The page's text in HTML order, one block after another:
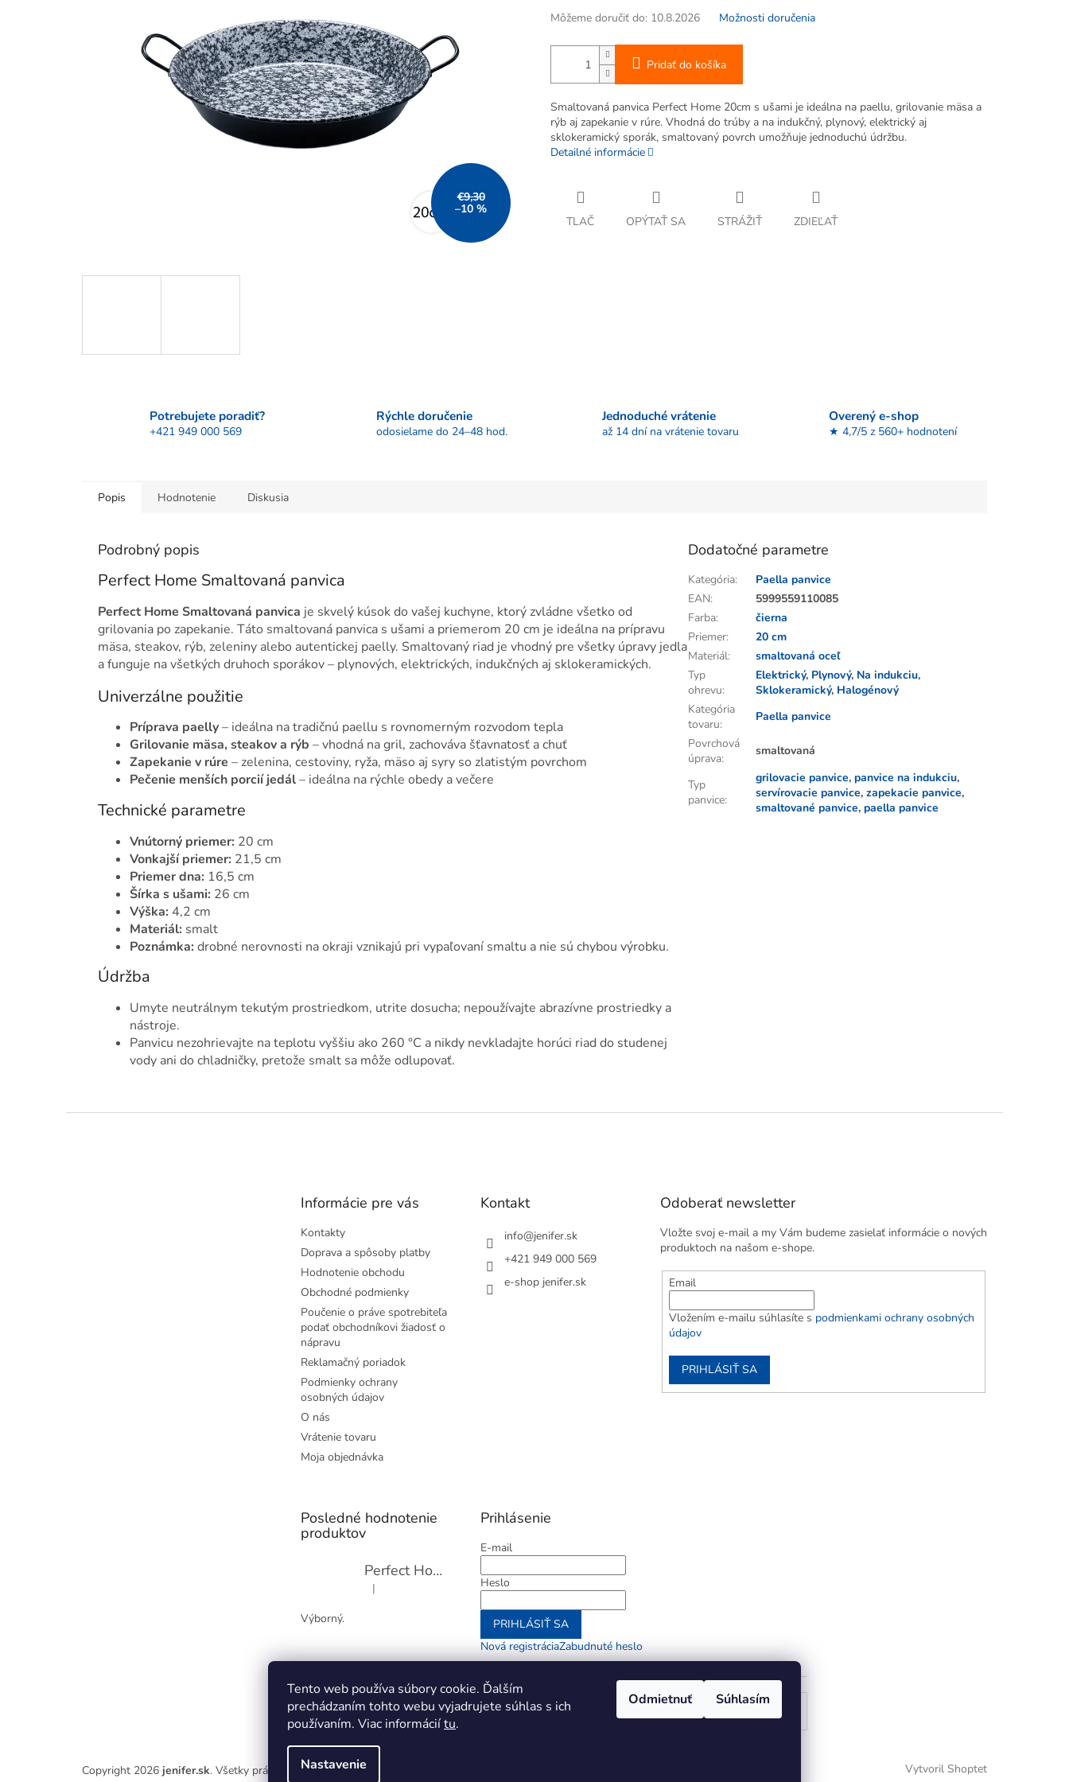
Tento web používa súbory cookie. Ďalším
prechádzaním tohto webu vyjadrujete súhlas s ich
používaním. Viac informáciítu.
Nastavenie
Odmietnuť Súhlasím
€9,30
–10 %
Môžeme doručiť do: 10.8.2026 Možnosti doručenia
Pridať do košíka
Smaltovaná panvica Perfect Home 20cm s ušami je ideálna na paellu, grilovanie mäsa a
rýb aj zapekanie v rúre. Vhodná do trúby a na indukčný, plynový, elektrický aj
sklokeramický sporák, smaltovaný povrch umožňuje jednoduchú údržbu.
Detailné informácie
TLAČ OPÝTAŤ SA STRÁŽIŤ ZDIEĽAŤ
Potrebujete poradiť?
+421 949 000 569
Rýchle doručenie
odosielame do 24–48 hod.
Jednoduché vrátenie
až 14 dní na vrátenie tovaru
Overený e-shop
★ 4,7/5 z 560+ hodnotení
Popis Hodnotenie Diskusia
Podrobný popis
Perfect Home Smaltovaná panvica
Perfect Home Smaltovaná panvica je skvelý kúsok do vašej kuchyne, ktorý zvládne všetko od
grilovania po zapekanie. Táto smaltovaná panvica s ušami a priemerom 20 cm je ideálna na prípravu
mäsa, steakov, rýb, zeleniny alebo autentickej paelly. Smaltovaný riad je vhodný pre všetky úpravy jedla
a funguje na všetkých druhoch sporákov – plynových, elektrických, indukčných aj sklokeramických.
Univerzálne použitie
Príprava paelly– ideálna na tradičnú paellu s rovnomerným rozvodom tepla
Grilovanie mäsa, steakov a rýb – vhodná na gril, zachováva šťavnatosť a chuť
Zapekanie v rúre – zelenina, cestoviny, ryža, mäso aj syry so zlatistým povrchom
Pečenie menších porcií jedál– ideálna na rýchle obedy a večere
Technické parametre
Vnútorný priemer: 20 cm
Vonkajší priemer: 21,5 cm
Priemer dna: 16,5 cm
Šírka s ušami: 26 cm
Výška: 4,2 cm
Materiál: smalt
Poznámka: drobné nerovnosti na okraji vznikajú pri vypaľovaní smaltu a nie sú chybou výrobku.
Údržba
Umyte neutrálnym tekutým prostriedkom, utrite dosucha; nepoužívajte abrazívne prostriedky a
nástroje.
Panvicu nezohrievajte na teplotu vyššiu ako 260 °C a nikdy nevkladajte horúci riad do studenej
vody ani do chladničky, pretože smalt sa môže odlupovať.
Dodatočné parametre
Kategória:
Paella panvice
EAN:
5999559110085
Farba:
čierna
Priemer:
20 cm
Materiál:
smaltovaná oceľ
Typ
ohrevu:
Elektrický, Plynový, Na indukciu,
Sklokeramický, Halogénový
Kategória
tovaru:
Paella panvice
Povrchová
úprava:
smaltovaná
Typ
panvice:
grilovacie panvice,panvice na indukciu,
servírovacie panvice,zapekacie panvice,
smaltované panvice,paella panvice
Informácie pre vás
Kontakty
Doprava a spôsoby platby
Hodnotenie obchodu
Obchodné podmienky
Poučenie o práve spotrebiteľa
podať obchodníkovi žiadosť o
nápravu
Reklamačný poriadok
Podmienky ochrany
osobných údajov
O nás
Vrátenie tovaru
Moja objednávka
Kontakt
info@jenifer.sk
+421 949 000 569
e-shop jenifer.sk
Odoberať newsletter
Vložte svoj e-mail a my Vám budeme zasielať informácie o nových
produktoch na našom e-shope.
Email
Vložením e-mailu súhlasíte s podmienkami ochrany osobných
údajov
PRIHLÁSIŤ SA
Posledné hodnotenie
produktov
Perfect Home Tĺčik na mäso so sekáčikom, 56893
Hodnotenie produktu je 5 z 5 hviezdičiek.
|
Výborný.
Prihlásenie
E-mail
Heslo
PRIHLÁSIŤ SA
Nová registráciaZabudnuté heslo
Vytvoril Shoptet
Copyright 2026 jenifer.sk. Všetky práva vyhradené.Upraviť nastavenie cookies